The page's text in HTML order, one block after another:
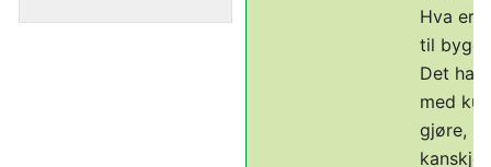
Hva er
til
Det har
med
gjøre,
kanskje